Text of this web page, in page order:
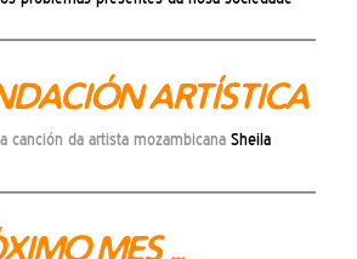
ARTÍSTICA
da artista mozambicana Sheila
MES …